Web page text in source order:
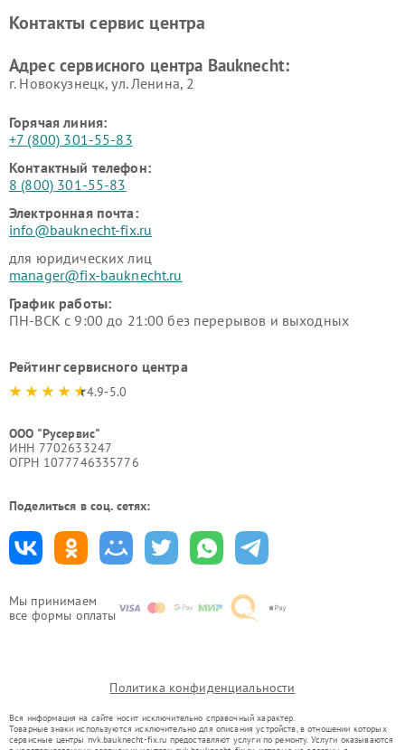
Мы принимаем
все формы оплаты
Контакты сервис центра
Адрес сервисного центра Bauknecht:
г. Новокузнецк, ул. Ленина, 2
Горячая линия:
+7 (800) 301-55-83
Контактный телефон:
8 (800) 301-55-83
Электронная почта:
info@bauknecht-fix.ru
для юридических лиц
manager@fix-bauknecht.ru
График работы:
ПН-ВСК с 9:00 до 21:00 без перерывов и выходных
Рейтинг сервисного центра
4.9-5.0
ООО "Русервис"
ИНН 7702633247
ОГРН 1077746335776
Поделиться в соц. сетях:
Политика конфиденциальности
Вся информация на сайте носит исключительно справочный характер.
Товарные знаки используются исключительно для описания устройств, в отношении которых
сервисные центры nvk.bauknecht-fix.ru предоставляют услуги по ремонту. Услуги оказываются